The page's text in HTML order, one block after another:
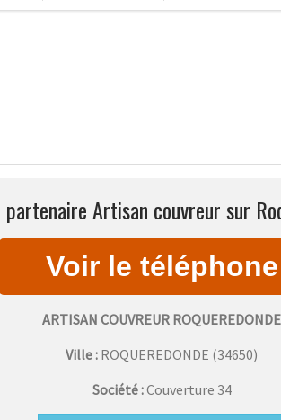
Artisan couvreur sur
ARTISAN COUVREUR ROQUEREDONDE
Ville : ROQUEREDONDE (34650)
Société :Couverture 34